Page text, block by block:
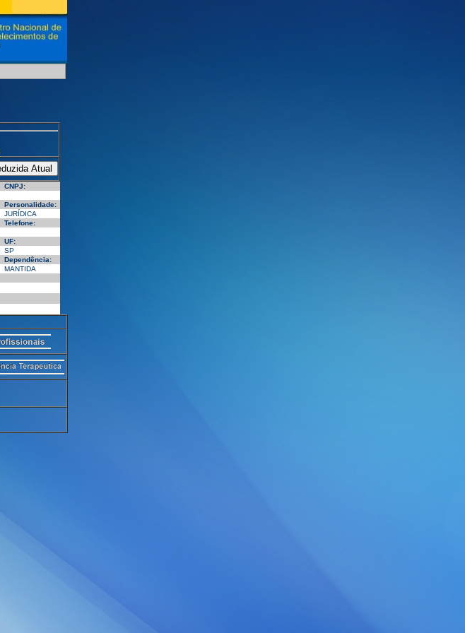
CNPJ:
Personalidade:
JURÍDICA
Telefone:
UF:
SP
Dependência:
MANTIDA